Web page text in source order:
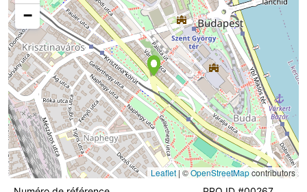
−
Leaflet | ©OpenStreetMapcontributors